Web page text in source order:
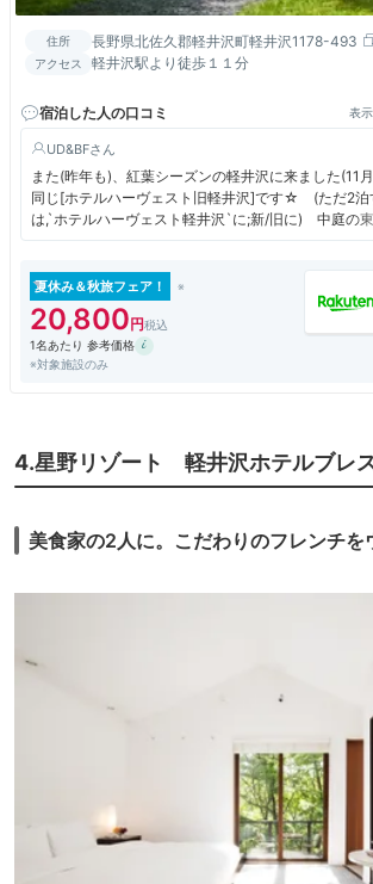
住所 長野県北佐久郡軽井沢町軽井沢1178-493
アクセス 軽井沢駅より徒歩１１分
宿泊した人の口コミ 表
UD&BF
また(昨年も)、紅葉シーズンの軽井沢に来ました(11
同じ[ホテルハーヴェスト旧軽井沢]です☆ (ただ2泊
は,`ホテルハーヴェスト軽井沢`に;新/旧に) 中庭の
堂の光が輪をかけて、鮮やかな紅葉がいっぱいに♪
夏休み＆秋旅フェア！
20,800
1名あたり 参考価格
※対象施設のみ
4.星野リゾート 軽井沢ホテルブレ
美食家の2人に。こだわりのフレンチを